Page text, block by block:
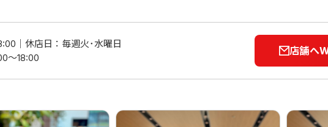
休店日：毎週火･水曜日
～18:00
店舗へ